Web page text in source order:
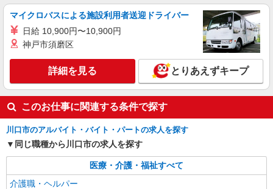
通費全支給(ガソリン代含む)＞
川口市 交通費全額支給
キープ 詳細を見る
マイクロバスによる施設利用者送迎ドライバー
日給 10,900円〜10,900円
神戸市須磨区
詳細を見る とりあえずキープ
このお仕事に関連する条件で探す
川口市のアルバイト・バイト・パートの求人を探す
同じ職種から川口市の求人を探す
医療・介護・福祉すべて
介護職・ヘルパー